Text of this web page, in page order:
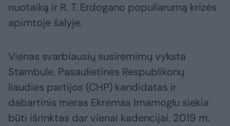
nuotaiką ir R. T. Erdogano populiarumą krizės
apimtoje šalyje.
Vienas svarbiausių susirėmimų vyksta
Stambule. Pasaulietinės Respublikonų
liaudies partijos (CHP) kandidatas ir
dabartinis meras Ekremas Imamoglu siekia
būti išrinktas dar vienai kadencijai. 2019 m.